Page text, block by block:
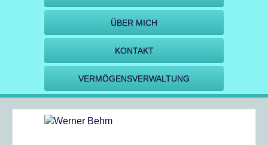
ÜBER MICH
KONTAKT
VERMÖGENSVERWALTUNG